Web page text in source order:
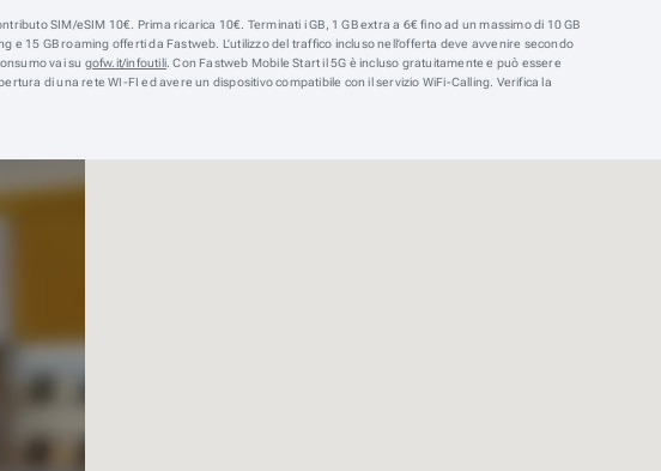
SIM/eSIM 10€. Prima ricarica 10€. Terminati i GB, 1 GB extra a 6€ fino ad un massimo di 10 GB
e 15 GB roaming offerti da Fastweb. L’utilizzo del traffico incluso nell’offerta deve avvenire secondo
vai su gofw.it/infoutili . Con Fastweb Mobile Start il 5G è incluso gratuitamente e può essere
di una rete WI-FI ed avere un dispositivo compatibile con il servizio WiFi-Calling. Verifica la